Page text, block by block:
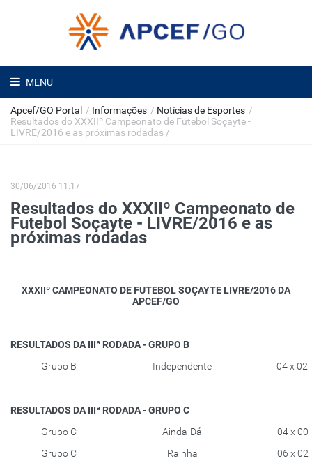
MENU
Apcef/GO Portal / Informações / Notícias de Esportes /
Resultados do XXXIIº Campeonato de Futebol Soçayte -
LIVRE/2016 e as próximas rodadas /
30/06/2016 11:17
Resultados do XXXIIº Campeonato de
Futebol Soçayte - LIVRE/2016 e as
próximas rodadas
XXXIIº CAMPEONATO DE FUTEBOL SOÇAYTE LIVRE/2016 DA
APCEF/GO
RESULTADOS DA IIIª RODADA - GRUPO B
Grupo B
Independente 04 x 02
RESULTADOS DA IIIª RODADA - GRUPO C
Grupo C
Ainda-Dá
04 x 00
Grupo C
Rainha 06 x 02